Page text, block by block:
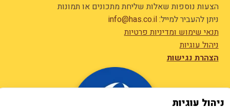
ניהול עוגיות
הצעות נוספות שאלות שליחת מתכונים או תמונות
ניתן להעביר למייל:info@has.co.il
תנאי שימוש ומדיניות פרטיות
ניהול עוגיות
הצהרת נגישות